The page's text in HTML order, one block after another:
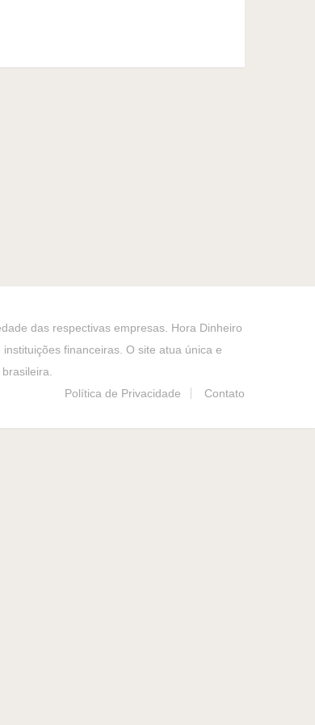
das respectivas empresas. Hora Dinheiro
financeiras. O site atua única e
Política de Privacidade
Contato